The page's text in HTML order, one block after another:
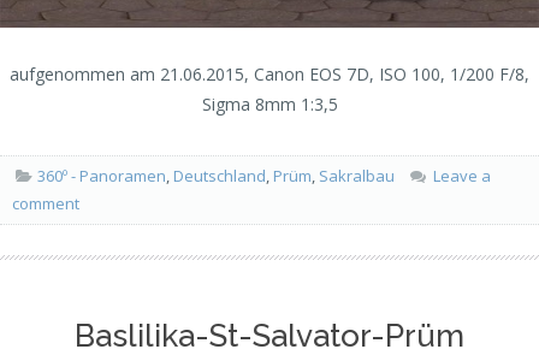
aufgenommen am 21.06.2015, Canon EOS 7D, ISO 100, 1/200 F/8,
Sigma 8mm 1:3,5
360º - Panoramen, Deutschland, Prüm, Sakralbau
Leave a
comment
Baslilika-St-Salvator-Prüm